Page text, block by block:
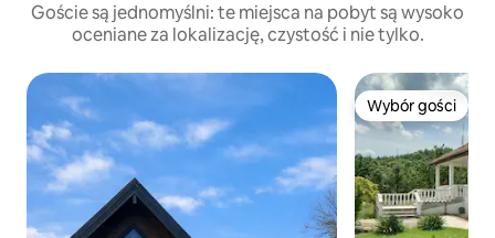
Goście są jednomyślni: te miejsca na pobyt są wysoko
oceniane za lokalizację, czystość i nie tylko.
Wybór gości
Wybór gości